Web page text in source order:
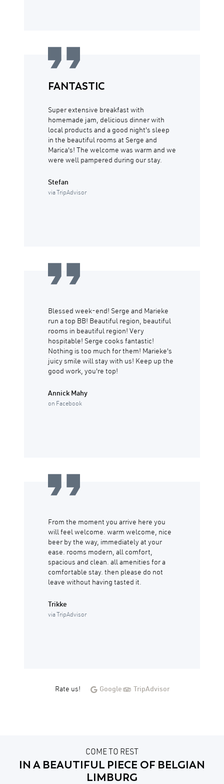
FANTASTIC
Super extensive breakfast with
homemade jam, delicious dinner with
local products and a good night's sleep
in the beautiful rooms at Serge and
Marica's! The welcome was warm and we
were well pampered during our stay.
Stefan
via TripAdvisor
Blessed week-end! Serge and Marieke
run a top BB! Beautiful region, beautiful
rooms in beautiful region! Very
hospitable! Serge cooks fantastic!
Nothing is too much for them! Marieke's
juicy smile will stay with us! Keep up the
good work, you're top!
Annick Mahy
on Facebook
From the moment you arrive here you
will feel welcome. warm welcome, nice
beer by the way, immediately at your
ease. rooms modern, all comfort,
spacious and clean. all amenities for a
comfortable stay. then please do not
leave without having tasted it.
Trikke
via TripAdvisor
Rate us! Google TripAdvisor
COME TO REST
IN A BEAUTIFUL PIECE OF BELGIAN
LIMBURG